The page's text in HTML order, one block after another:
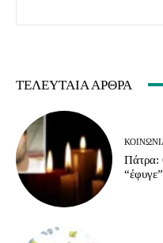
ΤΕΛΕΥΤΑΊΑ ΆΡΘΡΑ
Πάτρα: